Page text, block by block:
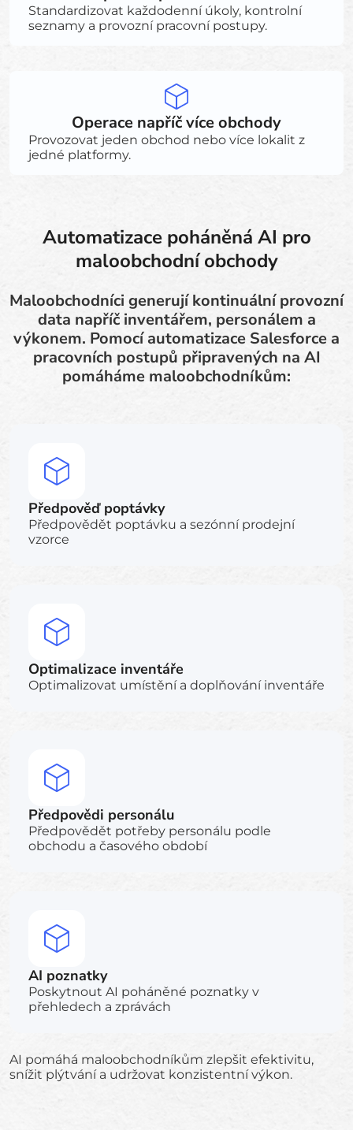
Standardizovat každodenní úkoly, kontrolní
seznamy a provozní pracovní postupy.
Operace napříč více obchody
Provozovat jeden obchod nebo více lokalit z
jedné platformy.
Automatizace poháněná AI pro
maloobchodní obchody
Maloobchodníci generují kontinuální provozní
data napříč inventářem, personálem a
výkonem. Pomocí automatizace Salesforce a
pracovních postupů připravených na AI
pomáháme maloobchodníkům:
Předpověď poptávky
Předpovědět poptávku a sezónní prodejní
vzorce
Optimalizace inventáře
Optimalizovat umístění a doplňování inventáře
Předpovědi personálu
Předpovědět potřeby personálu podle
obchodu a časového období
AI poznatky
Poskytnout AI poháněné poznatky v
přehledech a zprávách
AI pomáhá maloobchodníkům zlepšit efektivitu,
snížit plýtvání a udržovat konzistentní výkon.